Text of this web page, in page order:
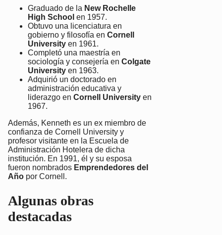
Graduado de la New Rochelle
High School en 1957.
Obtuvo una licenciatura en
gobierno y filosofía en Cornell
University en 1961.
Completó una maestría en
sociología y consejería en Colgate
University en 1963.
Adquirió un doctorado en
administración educativa y
liderazgo en Cornell University en
1967.
Además, Kenneth es un ex miembro de
confianza de Cornell University y
profesor visitante en la Escuela de
Administración Hotelera de dicha
institución. En 1991, él y su esposa
fueron nombrados Emprendedores del
Año por Cornell.
Algunas obras
destacadas